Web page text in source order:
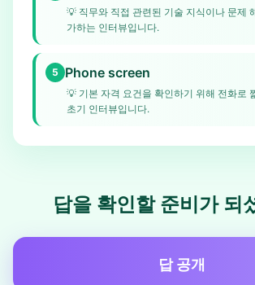
💡 직무와 직접 관련된 기술 지식이나 문제
가하는 인터뷰입니다.
5 Phone screen
💡 기본 자격 요건을 확인하기 위해 전화로
초기 인터뷰입니다.
답을 확인할 준비가 되
답 공개